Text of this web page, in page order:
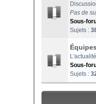
Pas de
Sous-
Sujets :
Sous-
Sujets :